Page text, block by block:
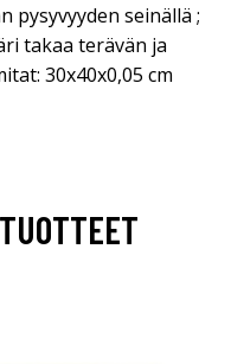
pysyvyyden seinällä ;
takaa terävän ja
30x40x0,05 cm